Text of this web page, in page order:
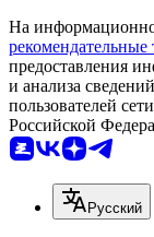
На
рекомендательные
предоставления
и анализа
пользователей
Российской
Русский